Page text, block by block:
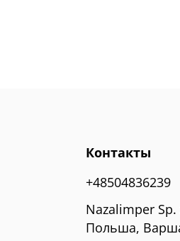
Контакты
+48504836239
Nazalimper Sp.
Польша,